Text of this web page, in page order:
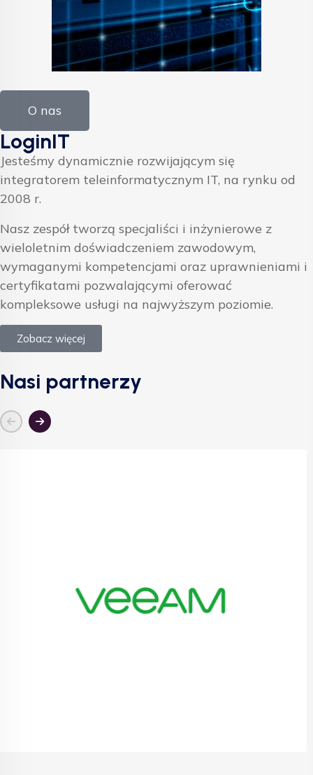
O nas
LoginIT
Jesteśmy dynamicznie rozwijającym się
integratorem teleinformatycznym IT, na rynku od
2008 r.
Nasz zespół tworzą specjaliści i inżynierowe z
wieloletnim doświadczeniem zawodowym,
wymaganymi kompetencjami oraz uprawnieniami i
certyfikatami pozwalającymi oferować
kompleksowe usługi na najwyższym poziomie.
Zobacz więcej
Nasi partnerzy